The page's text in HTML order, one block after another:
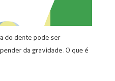
do dente pode ser
da gravidade. O que é